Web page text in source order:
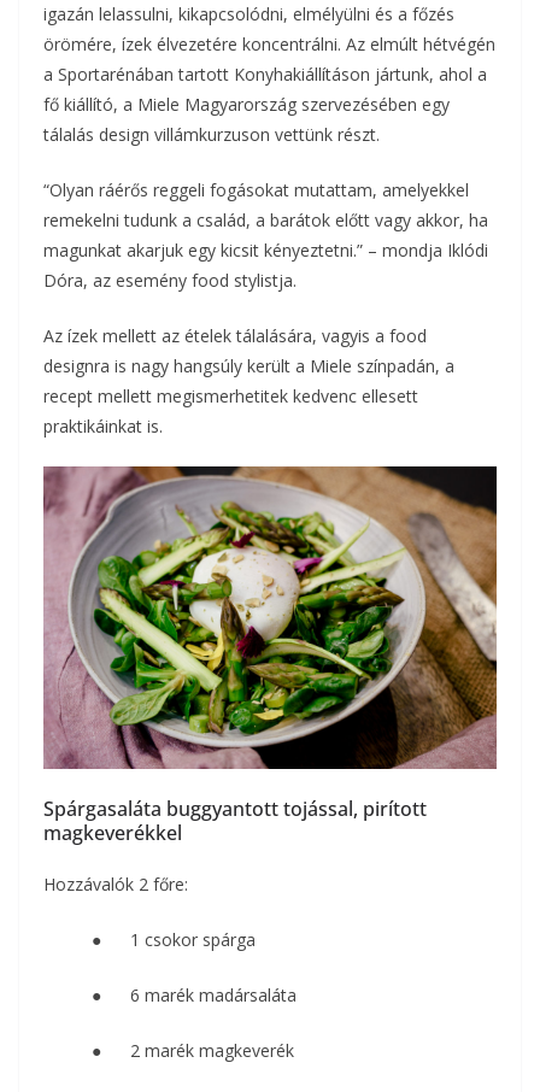
igazán lelassulni, kikapcsolódni, elmélyülni és a főzés
örömére, ízek élvezetére koncentrálni. Az elmúlt hétvégén
a Sportarénában tartott Konyhakiállításon jártunk, ahol a
fő kiállító, a Miele Magyarország szervezésében egy
tálalás design villámkurzuson vettünk részt.
“Olyan ráérős reggeli fogásokat mutattam, amelyekkel
remekelni tudunk a család, a barátok előtt vagy akkor, ha
magunkat akarjuk egy kicsit kényeztetni.” – mondja Iklódi
Dóra, az esemény food stylistja.
Az ízek mellett az ételek tálalására, vagyis a food
designra is nagy hangsúly került a Miele színpadán, a
recept mellett megismerhetitek kedvenc ellesett
praktikáinkat is.
Spárgasaláta buggyantott tojással, pirított
magkeverékkel
Hozzávalók 2 főre:
● 1 csokor spárga
● 6 marék madársaláta
● 2 marék magkeverék